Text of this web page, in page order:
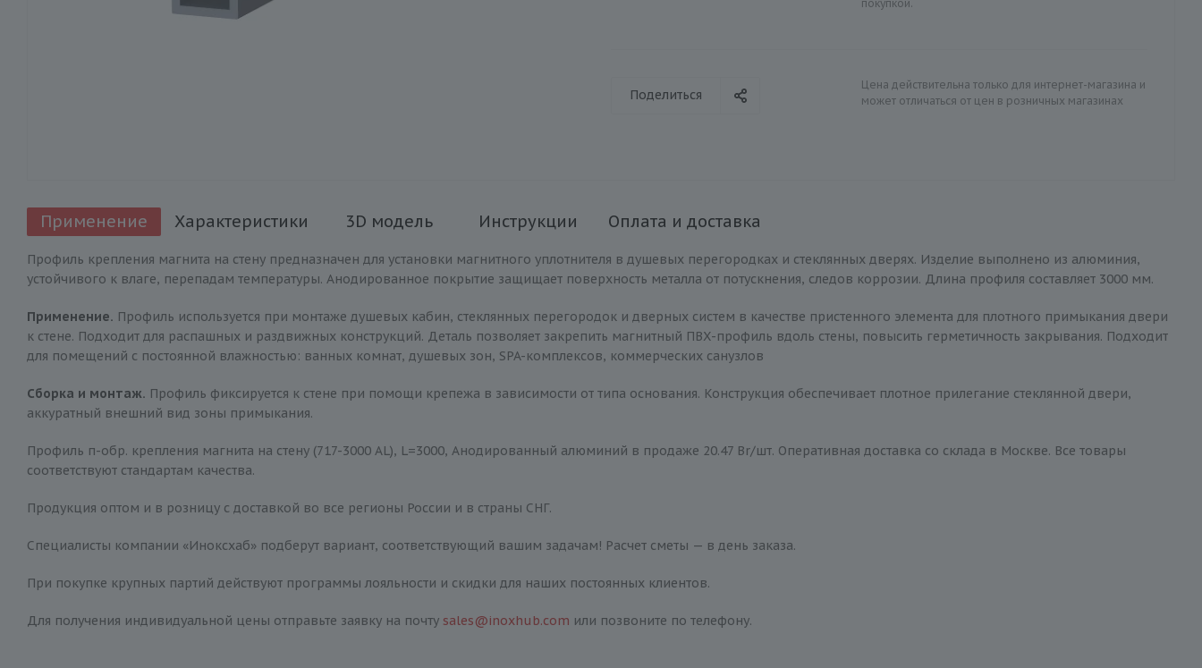
покупкой.
Поделиться
Цена действительна только для интернет-магазина и
может отличаться от цен в розничных магазинах
Применение Характеристики 3D модель Инструкции Оплата и доставка
Профиль крепления магнита на стену предназначен для установки магнитного уплотнителя в душевых перегородках и стеклянных дверях. Изделие выполнено из алюминия,
устойчивого к влаге, перепадам температуры. Анодированное покрытие защищает поверхность металла от потускнения, следов коррозии. Длина профиля составляет 3000 мм.
Применение. Профиль используется при монтаже душевых кабин, стеклянных перегородок и дверных систем в качестве пристенного элемента для плотного примыкания двери
к стене. Подходит для распашных и раздвижных конструкций. Деталь позволяет закрепить магнитный ПВХ-профиль вдоль стены, повысить герметичность закрывания. Подходит
для помещений с постоянной влажностью: ванных комнат, душевых зон, SPA-комплексов, коммерческих санузлов
Сборка и монтаж. Профиль фиксируется к стене при помощи крепежа в зависимости от типа основания. Конструкция обеспечивает плотное прилегание стеклянной двери,
аккуратный внешний вид зоны примыкания.
Профиль п-обр. крепления магнита на стену (717-3000 AL), L=3000, Анодированный алюминий в продаже 20.47 Br/шт. Оперативная доставка со склада в Москве. Все товары
соответствуют стандартам качества.
Продукция оптом и в розницу с доставкой во все регионы России и в страны СНГ.
Специалисты компании «Иноксхаб» подберут вариант, соответствующий вашим задачам! Расчет сметы — в день заказа.
При покупке крупных партий действуют программы лояльности и скидки для наших постоянных клиентов.
Для получения индивидуальной цены отправьте заявку на почту sales@inoxhub.com или позвоните по телефону.